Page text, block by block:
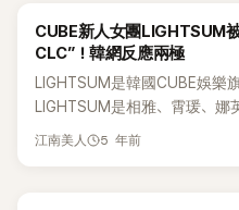
一樣！」 「用毛巾在空中旋轉只
氣氛真的很像！」 「編曲相似是
鞋？」有真回答：「因為整天
己無法展現出好的舞台和好的
Tiffany開心地笑著表示：「導
有更好的發展。」幕後採訪中
的話，直接上了論壇熱話。 有
CUBE新人女團LIGHTSUM
CLC”！韓網反應兩極
LIGHTSUM是韓國CUBE娛樂
LIGHTSUM是相雅、霄瑗、娜
池按組成，珠賢擔任隊長。
江南美人 5 年前